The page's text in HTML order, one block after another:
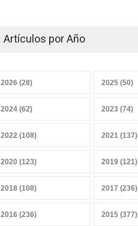
cuándo?
Artículos por Año
2026 (28) 2025 (50)
2024 (62) 2023 (74)
2022 (108) 2021 (137)
2020 (123) 2019 (121)
2018 (108) 2017 (236)
2016 (236) 2015 (377)